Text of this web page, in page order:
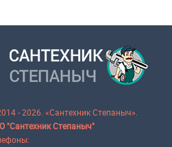
- 2026. «Сантехник Степаныч».
"Сантехник Степаныч"